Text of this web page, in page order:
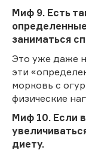
Миф 9. Есть
заниматься
Это уже даже
эти
морковь с
физические
Миф 10. Если
диету.